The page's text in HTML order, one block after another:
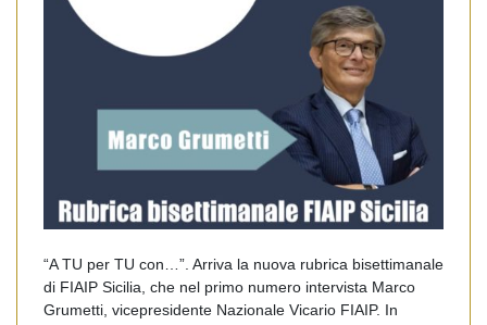
“A TU per TU con…”. Arriva la nuova rubrica bisettimanale
di FIAIP Sicilia, che nel primo numero intervista Marco
Grumetti, vicepresidente Nazionale Vicario FIAIP. In